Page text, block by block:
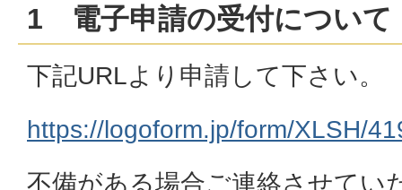
1 電子申請の受付について
下記URLより申請して下さい。
https://logoform.jp/form/XLSH/
不備がある場合ご連絡させてい